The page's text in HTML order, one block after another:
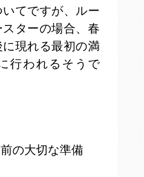
てですが、ルー
ターの場合、春
現れる最初の満
行われるそうで
の大切な準備